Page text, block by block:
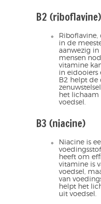
B2 (riboflavine)
Riboflavine,
in de
aanwezig
mensen
vitamine
in eidooiers
B2 helpt de
het lichaam
voedsel.
B3 (niacine)
Niacine is
heeft om
vitamine is
voedsel,
van
helpt het
uit voedsel.